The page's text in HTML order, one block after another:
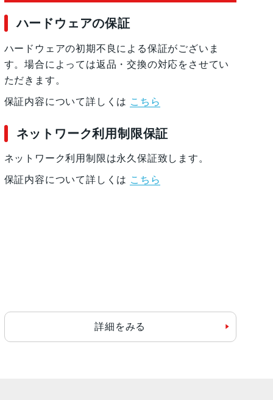
ハードウェアの保証
ハードウェアの初期不良による保証がございま
す。場合によっては返品・交換の対応をさせてい
ただきます。
保証内容について詳しくは こちら
ネットワーク利用制限保証
ネットワーク利用制限は永久保証致します。
保証内容について詳しくは こちら
詳細をみる